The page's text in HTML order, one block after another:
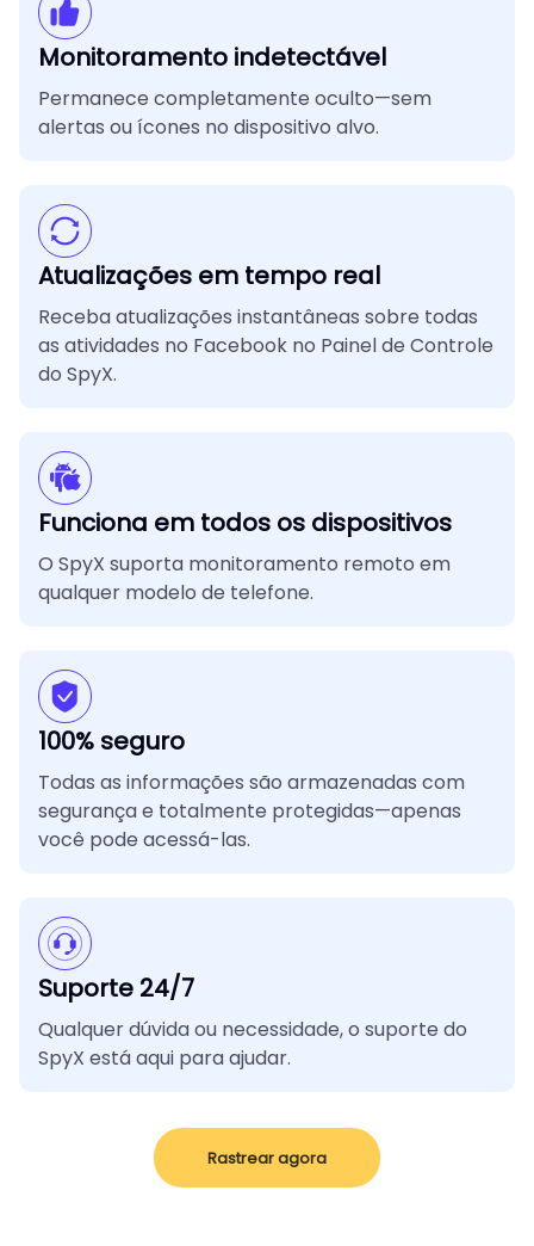
Monitoramento indetectável
Permanece completamente oculto—sem
alertas ou ícones no dispositivo alvo.
Atualizações em tempo real
Receba atualizações instantâneas sobre todas
as atividades no Facebook no Painel de Controle
do SpyX.
Funciona em todos os dispositivos
O SpyX suporta monitoramento remoto em
qualquer modelo de telefone.
100% seguro
Todas as informações são armazenadas com
segurança e totalmente protegidas—apenas
você pode acessá-las.
Suporte 24/7
Qualquer dúvida ou necessidade, o suporte do
SpyX está aqui para ajudar.
Rastrear agora